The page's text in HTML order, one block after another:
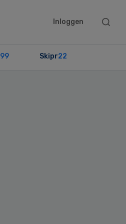
Inloggen
Search
99 Skipr22